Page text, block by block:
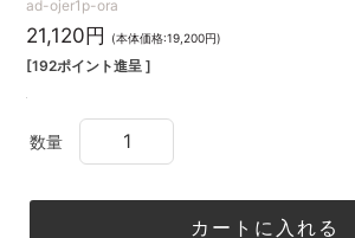
ad-ojer1p-ora
21,120円 (本体価格:19,200円)
[192ポイント進呈 ]
数量